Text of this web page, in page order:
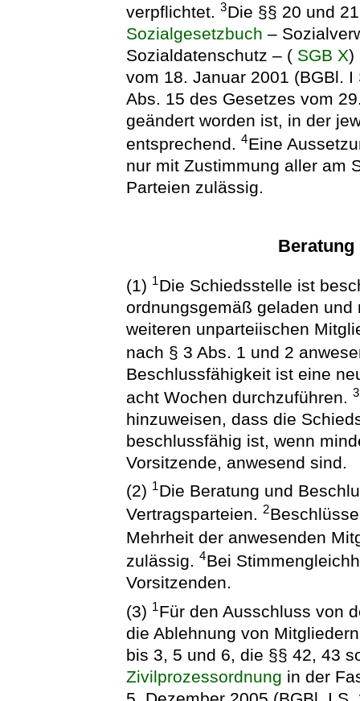
verpflichtet.3Die §§ 20 und
Sozialgesetzbuch –
Sozialdatenschutz – ( SGB X)
vom 18. Januar 2001 (BGBl.
Abs. 15 des Gesetzes vom
geändert worden ist, in der
entsprechend.4Eine
nur mit Zustimmung aller am
Parteien zulässig.
Beratung
(1) 1Die Schiedsstelle ist
ordnungsgemäß geladen
weiteren unparteiischen
nach § 3 Abs. 1 und 2
Beschlussfähigkeit ist eine
acht Wochen durchzuführen.3
hinzuweisen, dass die
beschlussfähig ist, wenn
Vorsitzende, anwesend sind.
(2) 1Die Beratung und
Vertragsparteien.2
Mehrheit der anwesenden
zulässig.4Bei
Vorsitzenden.
(3) 1Für den Ausschluss von
die Ablehnung von
bis 3, 5 und 6, die §§ 42, 43
Zivilprozessordnung in der